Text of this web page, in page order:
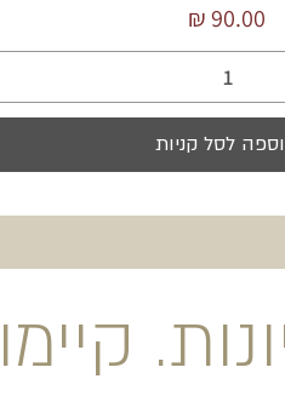
מחיר
לסל קניות